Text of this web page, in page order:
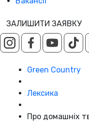
ЗАЛИШИТИ ЗАЯВКУ
Green Country
Лексика
Про домашніх